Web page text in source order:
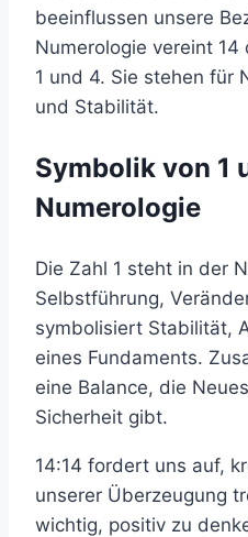
beeinflussen unsere
Numerologie vereint 14
1 und 4. Sie stehen für
und Stabilität.
Symbolik von 1
Numerologie
Die Zahl 1 steht in der
Selbstführung,
symbolisiert Stabilität,
eines Fundaments.
eine Balance, die
Sicherheit gibt.
14:14 fordert uns auf,
unserer Überzeugung
wichtig, positiv zu